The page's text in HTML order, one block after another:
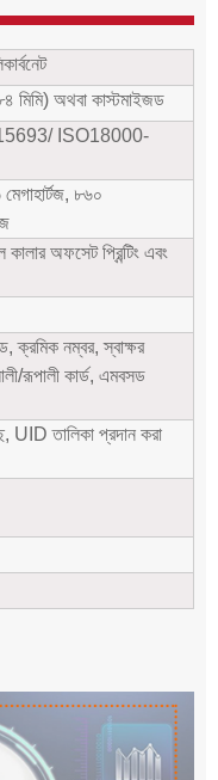
অথবা কাস্টমাইজড
ISO18000-
৮৬০
অফসেট প্রিন্টিং এবং
ক্রমিক নম্বর, স্বাক্ষর
রূপালী কার্ড, এমবসড
UID তালিকা প্রদান করা